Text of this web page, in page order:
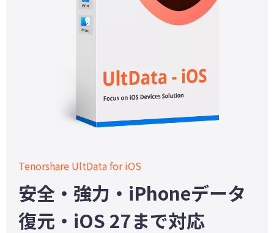
Tenorshare UltData for iOS
安全・強力・iPhoneデータ
復元・iOS 27まで対応